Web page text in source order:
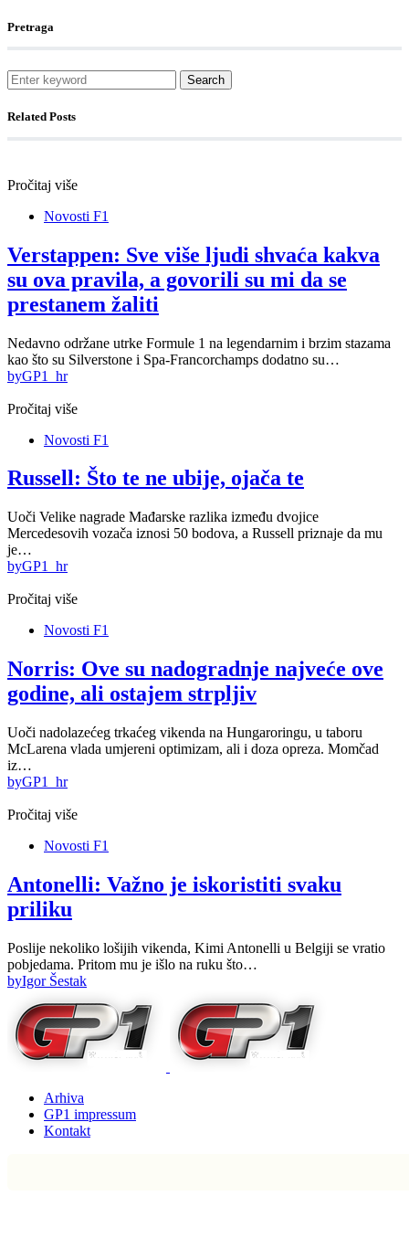
Pretraga
Search
Related Posts
Pročitaj više
Novosti F1
Verstappen: Sve više ljudi shvaća kakva
su ova pravila, a govorili su mi da se
prestanem žaliti
Nedavno održane utrke Formule 1 na legendarnim i brzim stazama
kao što su Silverstone i Spa-Francorchamps dodatno su…
byGP1_hr
Pročitaj više
Novosti F1
Russell: Što te ne ubije, ojača te
Uoči Velike nagrade Mađarske razlika između dvojice
Mercedesovih vozača iznosi 50 bodova, a Russell priznaje da mu
je…
byGP1_hr
Pročitaj više
Novosti F1
Norris: Ove su nadogradnje najveće ove
godine, ali ostajem strpljiv
Uoči nadolazećeg trkaćeg vikenda na Hungaroringu, u taboru
McLarena vlada umjereni optimizam, ali i doza opreza. Momčad
iz…
byGP1_hr
Pročitaj više
Novosti F1
Antonelli: Važno je iskoristiti svaku
priliku
Poslije nekoliko lošijih vikenda, Kimi Antonelli u Belgiji se vratio
pobjedama. Pritom mu je išlo na ruku što…
byIgor Šestak
Arhiva
GP1 impressum
Kontakt